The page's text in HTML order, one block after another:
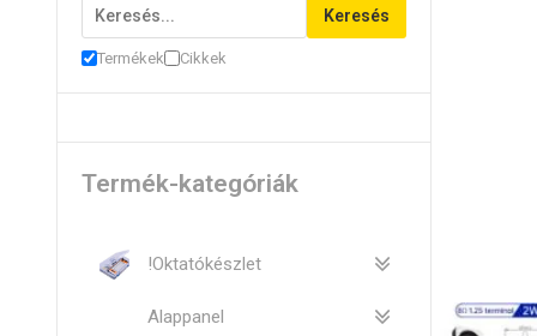
Keresés
Termékek Cikkek
Termék-kategóriák
!Oktatókészlet
Alappanel